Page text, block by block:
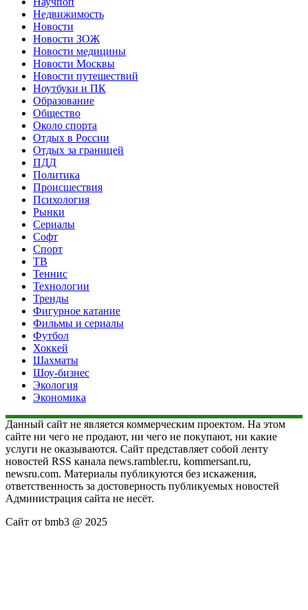
Недвижимость
Новости
Новости ЗОЖ
Новости медицины
Новости Москвы
Новости путешествий
Ноутбуки и ПК
Образование
Общество
Около спорта
Отдых в России
Отдых за границей
ПДД
Политика
Происшествия
Психология
Рынки
Сериалы
Софт
Спорт
ТВ
Теннис
Технологии
Тренды
Фигурное катание
Фильмы и сериалы
Футбол
Хоккей
Шахматы
Шоу-бизнес
Экология
Экономика
Данный сайт не является коммерческим проектом. На этом
сайте ни чего не продают, ни чего не покупают, ни какие
услуги не оказываются. Сайт представляет собой ленту
новостей RSS канала news.rambler.ru, kommersant.ru,
newsru.com. Материалы публикуются без искажения,
ответственность за достоверность публикуемых новостей
Администрация сайта не несёт.
Сайт от bmb3 @ 2025